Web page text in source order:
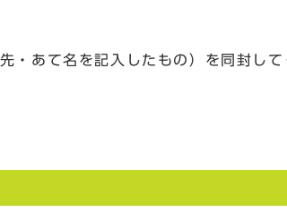
・あて名を記入したもの）を同封して